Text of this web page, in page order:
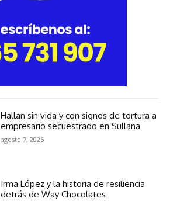
Hallan sin vida y con signos de tortura a
empresario secuestrado en Sullana
agosto 7, 2026
Irma López y la historia de resiliencia
detrás de Way Chocolates